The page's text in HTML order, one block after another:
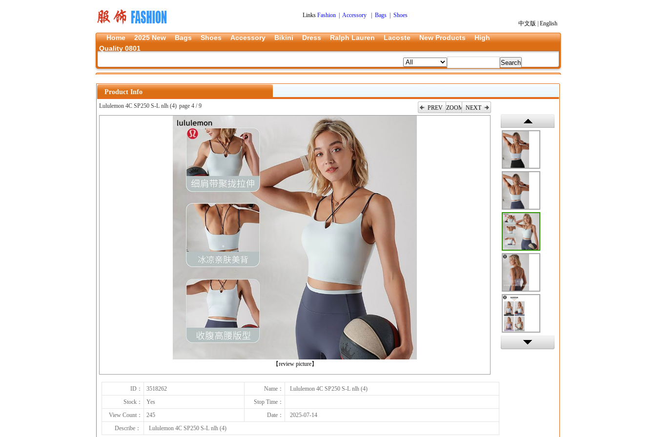
Links Fashion Accessory| Bags| Shoes
中文版
English
Home 2025 New Bags Shoes Accessory Bikini Dress Ralph Lauren Lacoste New Products
High
Quality 0801
Product Info
Lululemon 4C SP250 S-L nlh (4) page 4 / 9 PREV ZOOM NEXT
【review picture】
ID： 3518262 Name：
Lululemon 4C SP250 S-L nlh (4)
Stock：
Yes
Stop Time：
View Count：
245 Date：
2025-07-14
Describe：
Lululemon 4C SP250 S-L nlh (4)